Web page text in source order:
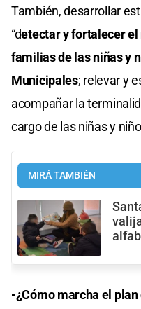
También, desarrollar
“detectar y fortalecer
familias de las niñas y
Municipales; relevar y
acompañar la
cargo de las niñas y
MIRÁ TAMBIÉN
-¿Cómo marcha el